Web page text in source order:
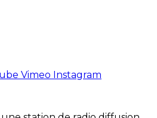
Vimeo Instagram